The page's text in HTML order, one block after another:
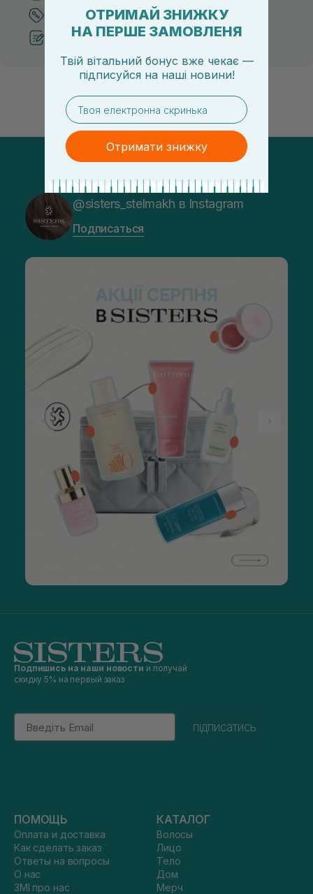
Лучшие цены и топ товары
Рекомендации от косметологов
@sisters_stelmakh в Instagram
Подписаться
Подпишись на наши новости и получай
скидку 5% на первый заказ
Email
підписатись
ПОМОЩЬ
Оплата и доставка
Как сделать заказ
Ответы на вопросы
О нас
ЗМІ про нас
КАТАЛОГ
Волосы
Лицо
Тело
Дом
Мерч
ОТРИМАЙ ЗНИЖКУ
НА ПЕРШЕ ЗАМОВЛЕНЯ
Твій вітальний бонус вже чекає —
підписуйся на наші новини!
email
Отримати знижку